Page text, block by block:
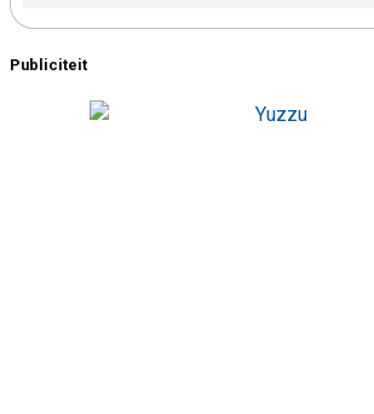
Publiciteit